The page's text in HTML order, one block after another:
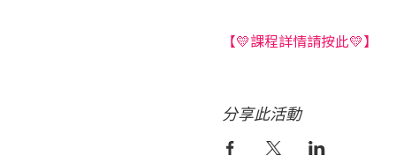
【💛課程詳情請按此💛】
分享此活動